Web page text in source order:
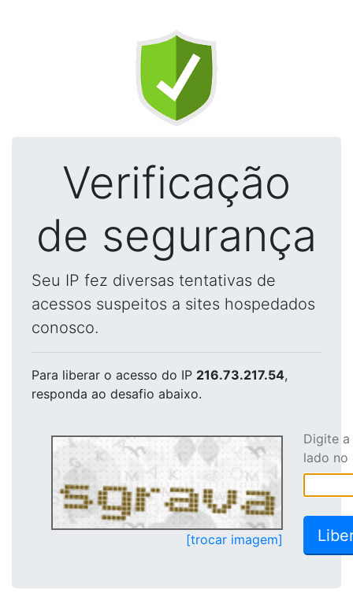
Verificação
de segurança
Seu IP fez diversas tentativas de
acessos suspeitos a sites hospedados
conosco.
Para liberar o acesso do IP 216.73.217.54,
responda ao desafio abaixo.
[trocar imagem]
Digite
lado no